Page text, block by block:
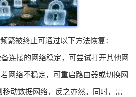
繁被终止可通过以下方法恢复：
连接的网络稳定，可尝试打开其他网
网络不稳定，可重启路由器或切换网
动数据网络，反之亦然。同时，需